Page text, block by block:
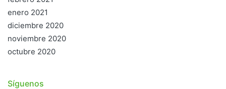
enero 2021
diciembre 2020
noviembre 2020
octubre 2020
Síguenos